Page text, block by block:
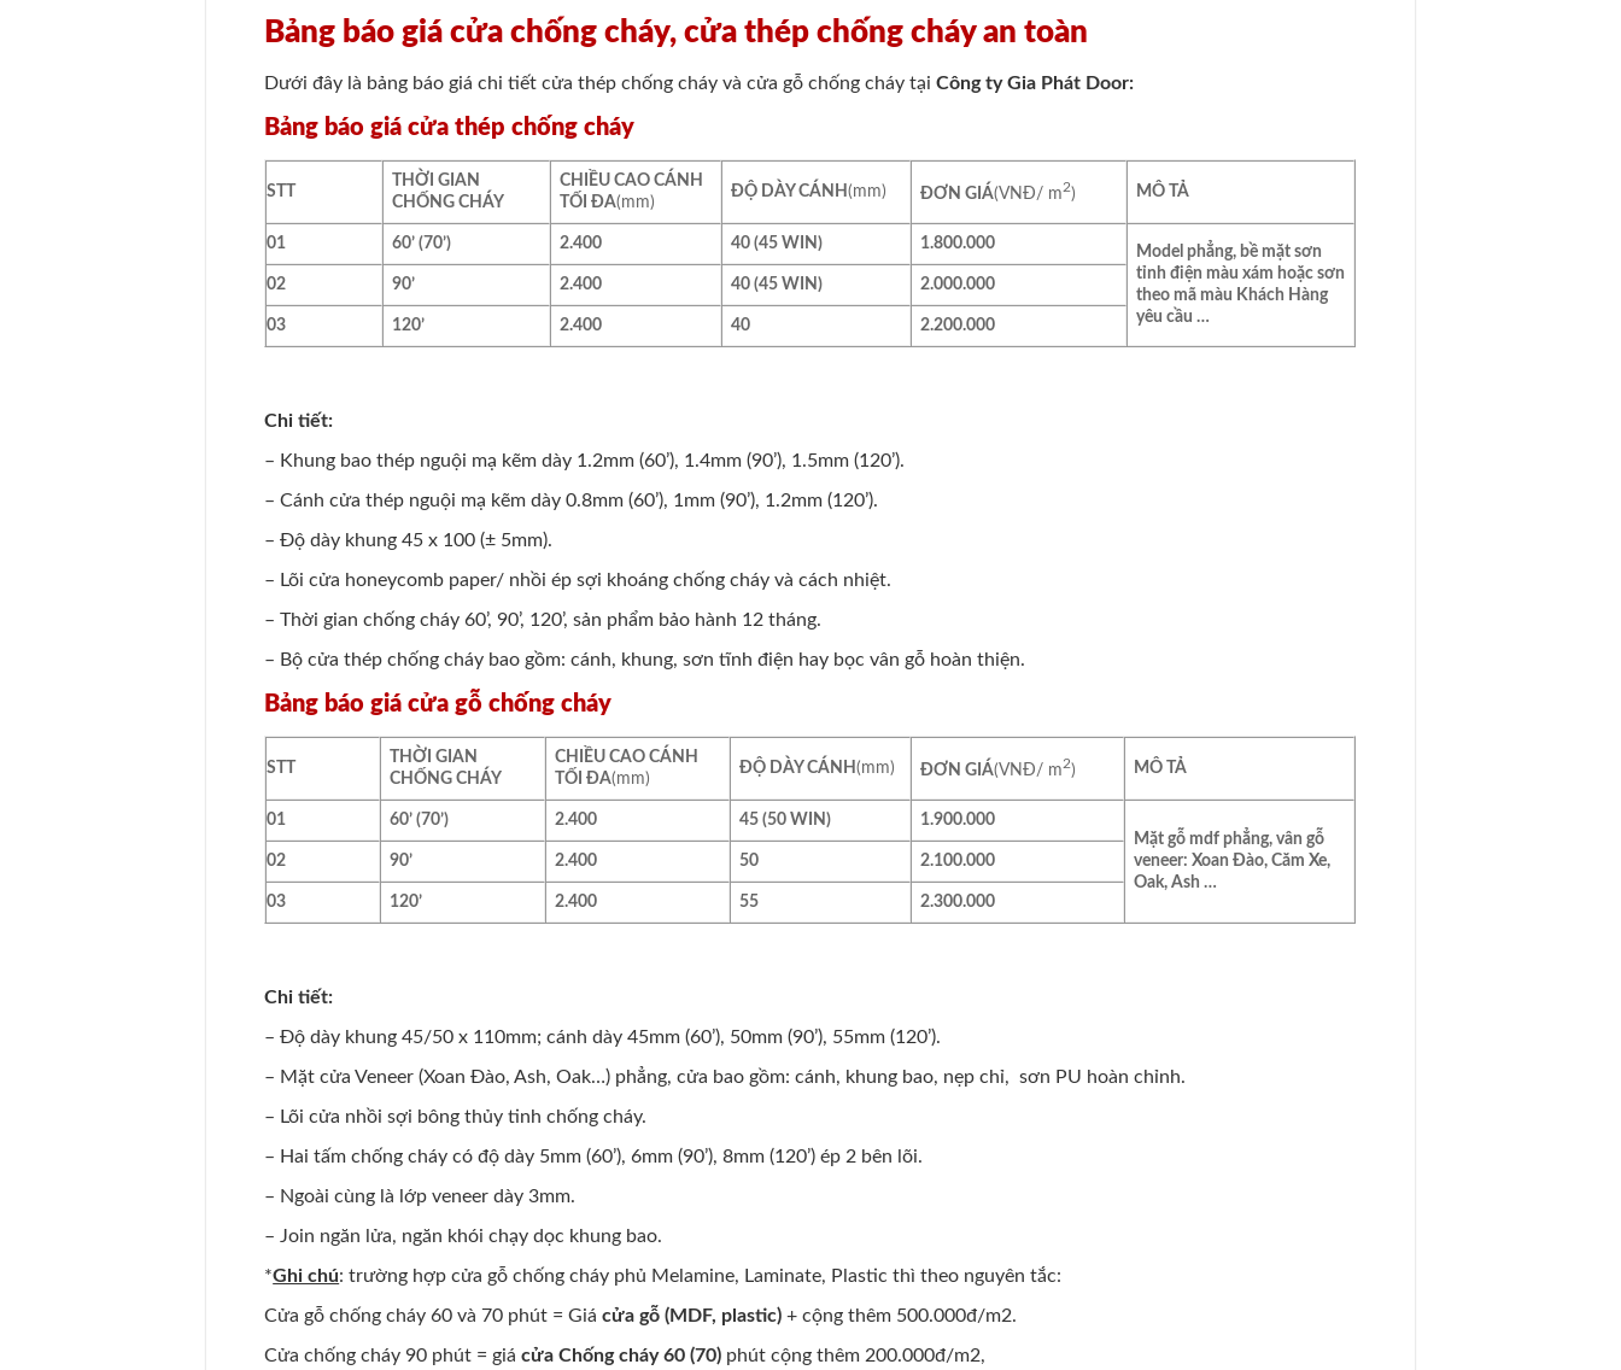
Bảng báo giá cửa chống cháy, cửa thép chống cháy an toàn
Dưới đây là bảng báo giá chi tiết cửa thép chống cháy và cửa gỗ chống cháy tạiCông ty Gia Phát Door:
Bảng báo giá cửa thép chống cháy
STT
THỜI GIAN
CHỐNG CHÁY
CHIỀU CAO CÁNH
TỐI ĐA(mm)
ĐỘ DÀY CÁNH(mm) ĐƠN GIÁ(VNĐ/ m2) MÔ TẢ
01 60’ (70’) 2.400 40 (45 WIN) 1.800.000
Model phẳng, bề mặt sơn
tỉnh điện màu xám hoặc sơn
theo mã màu Khách Hàng
yêu cầu …
02 90’ 2.400 40 (45 WIN) 2.000.000
03 120’ 2.400 40 2.200.000
Chi tiết:
– Khung bao thép nguội mạ kẽm dày 1.2mm (60’), 1.4mm (90’), 1.5mm (120’).
– Cánh cửa thép nguội mạ kẽm dày 0.8mm (60’), 1mm (90’), 1.2mm (120’).
– Độ dày khung 45 x 100 (± 5mm).
– Lõi cửa honeycomb paper/ nhồi ép sợi khoáng chống cháy và cách nhiệt.
– Thời gian chống cháy 60’, 90’, 120’, sản phẩm bảo hành 12 tháng.
– Bộ cửa thép chống cháy bao gồm: cánh, khung, sơn tĩnh điện hay bọc vân gỗ hoàn thiện.
Bảng báo giá cửa gỗ chống cháy
STT
THỜI GIAN
CHỐNG CHÁY
CHIỀU CAO CÁNH
TỐI ĐA(mm)
ĐỘ DÀY CÁNH(mm) ĐƠN GIÁ(VNĐ/ m2) MÔ TẢ
01 60’ (70’) 2.400 45 (50 WIN)
1.900.000
Mặt gỗ mdf phẳng, vân gỗ
veneer: Xoan Đào, Căm Xe,
Oak, Ash …
02 90’ 2.400 50 2.100.000
03 120’ 2.400 55 2.300.000
Chi tiết:
– Độ dày khung 45/50 x 110mm; cánh dày 45mm (60’), 50mm (90’), 55mm (120’).
– Mặt cửa Veneer (Xoan Đào, Ash, Oak…) phẳng, cửa bao gồm: cánh, khung bao, nẹp chỉ, sơn PU hoàn chỉnh.
– Lõi cửa nhồi sợi bông thủy tinh chống cháy.
– Hai tấm chống cháy có độ dày 5mm (60’), 6mm (90’), 8mm (120’) ép 2 bên lõi.
– Ngoài cùng là lớp veneer dày 3mm.
– Join ngăn lửa, ngăn khói chạy dọc khung bao.
*Ghi chú: trường hợp cửa gỗ chống cháy phủ Melamine, Laminate, Plastic thì theo nguyên tắc:
Cửa gỗ chống cháy 60 và 70 phút = Giácửa gỗ (MDF, plastic) + cộng thêm 500.000đ/m2.
Cửa chống cháy 90 phút = giácửa Chống cháy 60 (70) phút cộng thêm 200.000đ/m2,